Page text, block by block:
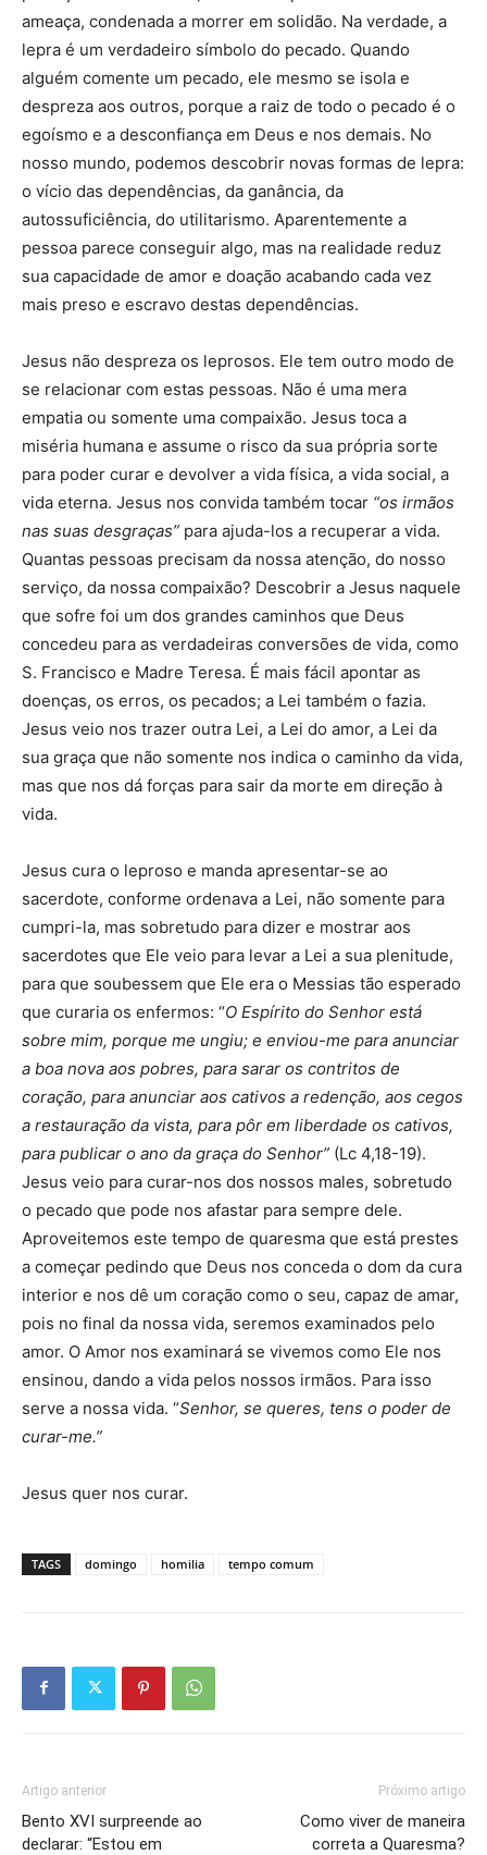
ameaça, condenada a morrer em solidão. Na verdade, a
lepra é um verdadeiro símbolo do pecado. Quando
alguém comente um pecado, ele mesmo se isola e
despreza aos outros, porque a raiz de todo o pecado é o
egoísmo e a desconfiança em Deus e nos demais. No
nosso mundo, podemos descobrir novas formas de lepra:
o vício das dependências, da ganância, da
autossuficiência, do utilitarismo. Aparentemente a
pessoa parece conseguir algo, mas na realidade reduz
sua capacidade de amor e doação acabando cada vez
mais preso e escravo destas dependências.
Jesus não despreza os leprosos. Ele tem outro modo de
se relacionar com estas pessoas. Não é uma mera
empatia ou somente uma compaixão. Jesus toca a
miséria humana e assume o risco da sua própria sorte
para poder curar e devolver a vida física, a vida social, a
vida eterna. Jesus nos convida também tocar “os irmãos
nas suas desgraças” para ajuda-los a recuperar a vida.
Quantas pessoas precisam da nossa atenção, do nosso
serviço, da nossa compaixão? Descobrir a Jesus naquele
que sofre foi um dos grandes caminhos que Deus
concedeu para as verdadeiras conversões de vida, como
S. Francisco e Madre Teresa. É mais fácil apontar as
doenças, os erros, os pecados; a Lei também o fazia.
Jesus veio nos trazer outra Lei, a Lei do amor, a Lei da
sua graça que não somente nos indica o caminho da vida,
mas que nos dá forças para sair da morte em direção à
vida.
Jesus cura o leproso e manda apresentar-se ao
sacerdote, conforme ordenava a Lei, não somente para
cumpri-la, mas sobretudo para dizer e mostrar aos
sacerdotes que Ele veio para levar a Lei a sua plenitude,
para que soubessem que Ele era o Messias tão esperado
que curaria os enfermos: “O Espírito do Senhor está
sobre mim, porque me ungiu; e enviou-me para anunciar
a boa nova aos pobres, para sarar os contritos de
coração, para anunciar aos cativos a redenção, aos cegos
a restauração da vista, para pôr em liberdade os cativos,
para publicar o ano da graça do Senhor” (Lc 4,18-19).
Jesus veio para curar-nos dos nossos males, sobretudo
o pecado que pode nos afastar para sempre dele.
Aproveitemos este tempo de quaresma que está prestes
a começar pedindo que Deus nos conceda o dom da cura
interior e nos dê um coração como o seu, capaz de amar,
pois no final da nossa vida, seremos examinados pelo
amor. O Amor nos examinará se vivemos como Ele nos
ensinou, dando a vida pelos nossos irmãos. Para isso
serve a nossa vida. “Senhor, se queres, tens o poder de
curar-me.”
Jesus quer nos curar.
TAGS domingo homilia tempo comum
Artigo anterior
Bento XVI surpreende ao
declarar: “Estou em
Próximo artigo
Como viver de maneira
correta a Quaresma?